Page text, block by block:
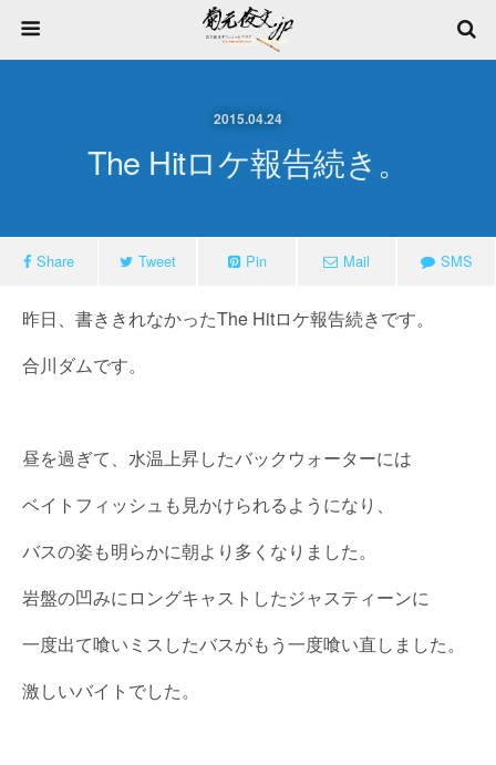
2015.04.24
The Hitロケ報告続き。
Share Tweet Pin Mail SMS
昨日、書ききれなかったThe Hitロケ報告続きです。
合川ダムです。
昼を過ぎて、水温上昇したバックウォーターには
ベイトフィッシュも見かけられるようになり、
バスの姿も明らかに朝より多くなりました。
岩盤の凹みにロングキャストしたジャスティーンに
一度出て喰いミスしたバスがもう一度喰い直しました。
激しいバイトでした。